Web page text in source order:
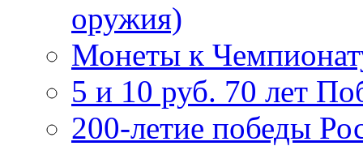
оружия)
Монеты к
5 и 10 руб. 70 лет
200-летие победы